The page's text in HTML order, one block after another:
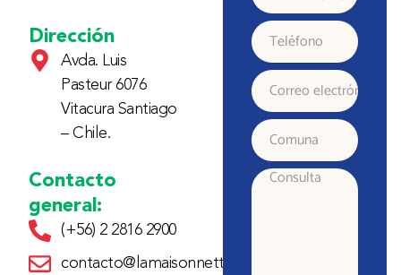
Dirección
Avda. Luis
Pasteur 6076
Vitacura Santiago
– Chile.
Contacto
general:
(+56) 2 2816 2900
contacto@lamaisonnette.cl
y
Apellido
Teléfono
Correo
electrónico
Comuna
Consulta